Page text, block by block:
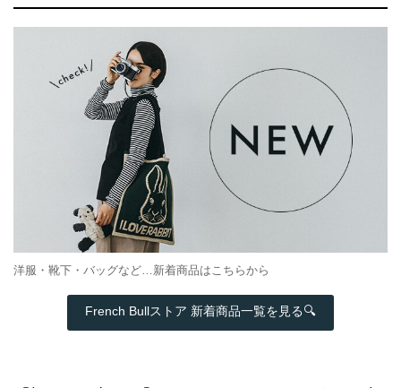
洋服・靴下・バッグなど…新着商品はこちらから
French Bullストア 新着商品一覧を見る🔍